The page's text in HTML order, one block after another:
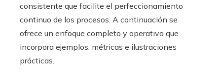
consistente que facilite el perfeccionamiento
continuo de los procesos. A continuación se
ofrece un enfoque completo y operativo que
incorpora ejemplos, métricas e ilustraciones
prácticas.